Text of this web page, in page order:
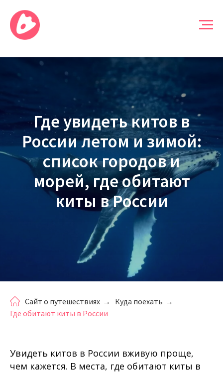
Где увидеть китов в
России летом и зимой:
список городов и
морей, где обитают
киты в России
Сайт о путешествиях → Куда поехать →
Где обитают киты в России
Увидеть китов в России вживую проще,
чем кажется. В места, где обитают киты в